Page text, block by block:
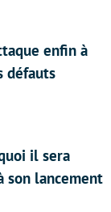
enfin à
défauts
il sera
son lancement